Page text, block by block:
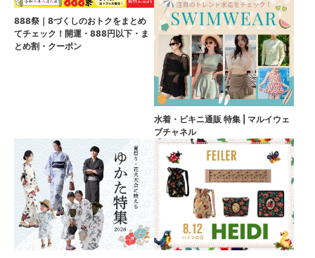
888祭｜8づくしのおトクをまとめ
てチェック！開運・888円以下・ま
とめ割・クーポン
水着・ビキニ通販 特集 | マルイウェ
ブチャネル